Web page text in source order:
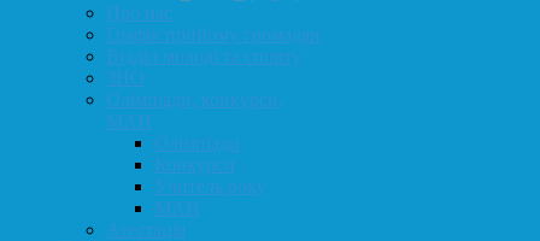
Про нас
Графік прийому громадян
Відділ молоді та спорту
ЗНО
Олімпіади, конкурси,
МАН
Олімпіади
Конкурси
Учитель року
МАН
Атестація